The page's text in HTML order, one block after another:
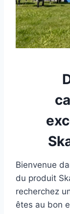
Bienvenue
du produit
recherchez
êtes au bon